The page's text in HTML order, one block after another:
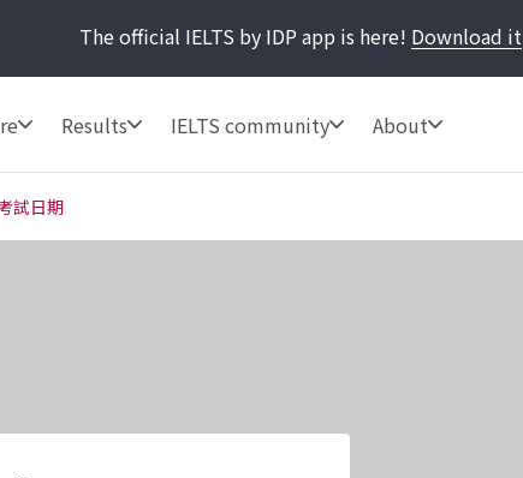
The official IELTS by IDP app is here! Download it
Results IELTS community About
試日期